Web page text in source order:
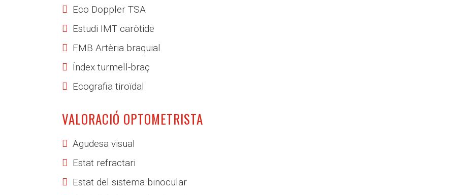
Eco Doppler TSA
Estudi IMT caròtide
FMB Artèria braquial
Índex turmell-braç
Ecografia tiroïdal
VALORACIÓ OPTOMETRISTA
Agudesa visual
Estat refractari
Estat del sistema binocular